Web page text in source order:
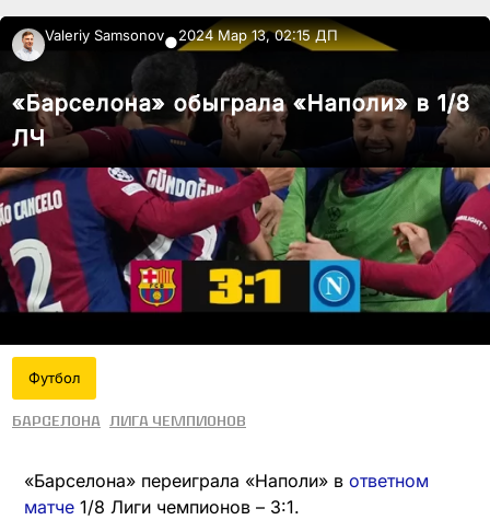
Valeriy Samsonov●2024 Мар 13, 02:15 ДП
«Барселона» обыграла «Наполи» в 1/8
ЛЧ
Футбол
Барселона Лига чемпионов
«Барселона» переиграла «Наполи» в ответном
матче 1/8 Лиги чемпионов – 3:1.